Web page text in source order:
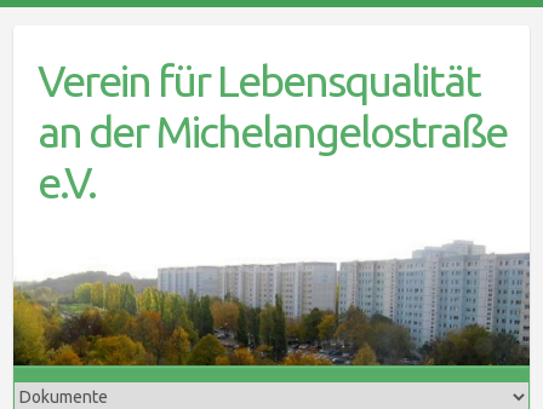
contentVerein für Lebensqualität
an der Michelangelostraße
e.V.